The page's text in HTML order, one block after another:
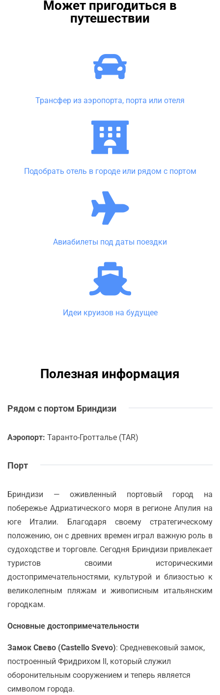
Может пригодиться в
путешествии
Трансфер из аэропорта, порта или отеля
Подобрать отель в городе или рядом с портом
Авиабилеты под даты поездки
Идеи круизов на будущее
Полезная информация
Рядом с портом Бриндизи
Аэропорт: Таранто-Гротталье (TAR)
Порт
Бриндизи — оживленный портовый город на
побережье Адриатического моря в регионе Апулия на
юге Италии. Благодаря своему стратегическому
положению, он с древних времен играл важную роль в
судоходстве и торговле. Сегодня Бриндизи привлекает
туристов своими историческими
достопримечательностями, культурой и близостью к
великолепным пляжам и живописным итальянским
городкам.
Основные достопримечательности
Замок Свево (Castello Svevo): Средневековый замок,
построенный Фридрихом II, который служил
оборонительным сооружением и теперь является
символом города.